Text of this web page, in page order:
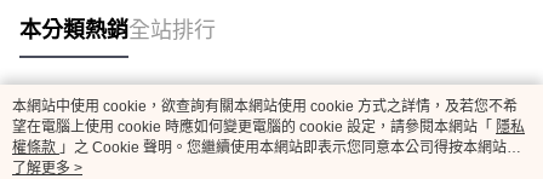
本分類熱銷全站排行
熱門標籤
本網站中使用 cookie，欲查詢有關本網站使用 cookie 方式之詳情，及若您不希
望在電腦上使用 cookie 時應如何變更電腦的 cookie 設定，請參閱本網站「 隱私
權條款 」之 Cookie 聲明。您繼續使用本網站即表示您同意本公司得按本網站使
用條款之 Cookie 聲明使用 cookie。
了解更多 >